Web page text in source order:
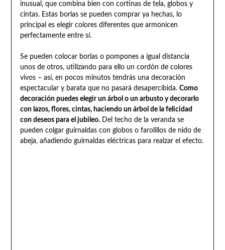
inusual, que combina bien con cortinas de tela, globos y
cintas. Estas borlas se pueden comprar ya hechas, lo
principal es elegir colores diferentes que armonicen
perfectamente entre sí.
Se pueden colocar borlas o pompones a igual distancia
unos de otros, utilizando para ello un cordón de colores
vivos – así, en pocos minutos tendrás una decoración
espectacular y barata que no pasará desapercibida. Como
decoración puedes elegir un árbol o un arbusto y decorarlo
con lazos, flores, cintas, haciendo un árbol de la felicidad
con deseos para el jubileo.Del techo de la veranda se
pueden colgar guirnaldas con globos o farolillos de nido de
abeja, añadiendo guirnaldas eléctricas para realzar el efecto.